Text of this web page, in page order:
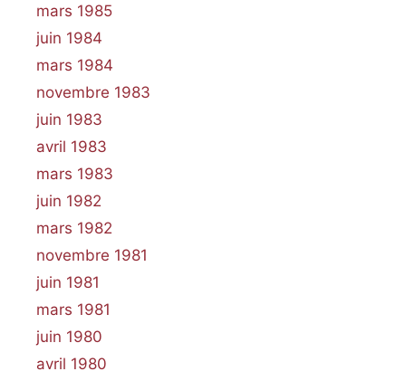
mars 1985
juin 1984
mars 1984
novembre 1983
juin 1983
avril 1983
mars 1983
juin 1982
mars 1982
novembre 1981
juin 1981
mars 1981
juin 1980
avril 1980